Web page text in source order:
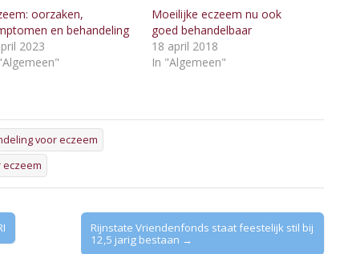
oorzaken,
en behandeling
2023
Moeilijke eczeem nu ook
goed behandelbaar
18 april 2018
In "Algemeen"
voor eczeem
eczeem
Rijnstate Vriendenfonds staat feestelijk stil bij
12,5 jarig bestaan →